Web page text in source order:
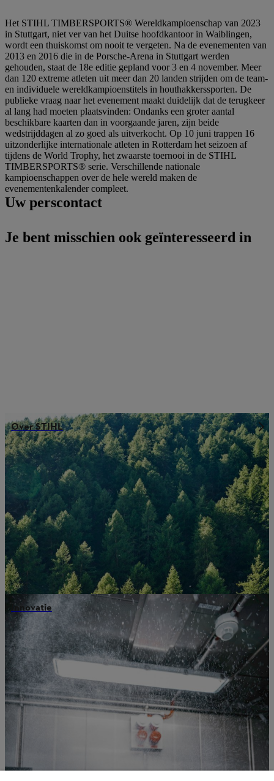
Het STIHL TIMBERSPORTS® Wereldkampioenschap van 2023
in Stuttgart, niet ver van het Duitse hoofdkantoor in Waiblingen,
wordt een thuiskomst om nooit te vergeten. Na de evenementen van
2013 en 2016 die in de Porsche-Arena in Stuttgart werden
gehouden, staat de 18e editie gepland voor 3 en 4 november. Meer
dan 120 extreme atleten uit meer dan 20 landen strijden om de team-
en individuele wereldkampioenstitels in houthakkerssporten. De
publieke vraag naar het evenement maakt duidelijk dat de terugkeer
al lang had moeten plaatsvinden: Ondanks een groter aantal
beschikbare kaarten dan in voorgaande jaren, zijn beide
wedstrijddagen al zo goed als uitverkocht. Op 10 juni trappen 16
uitzonderlijke internationale atleten in Rotterdam het seizoen af
tijdens de World Trophy, het zwaarste toernooi in de STIHL
TIMBERSPORTS® serie. Verschillende nationale
kampioenschappen over de hele wereld maken de
evenementenkalender compleet.
Uw perscontact
Je bent misschien ook geïnteresseerd in
Over STIHL
Innovatie